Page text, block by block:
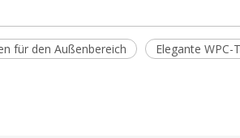
für den Außenbereich
Elegante